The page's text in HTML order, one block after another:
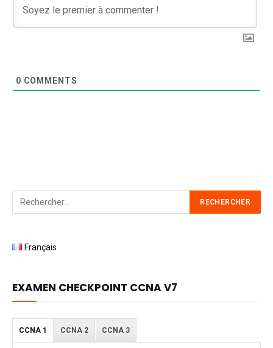
0 COMMENTS
Français
EXAMEN CHECKPOINT CCNA V7
CCNA 1 CCNA 2 CCNA 3